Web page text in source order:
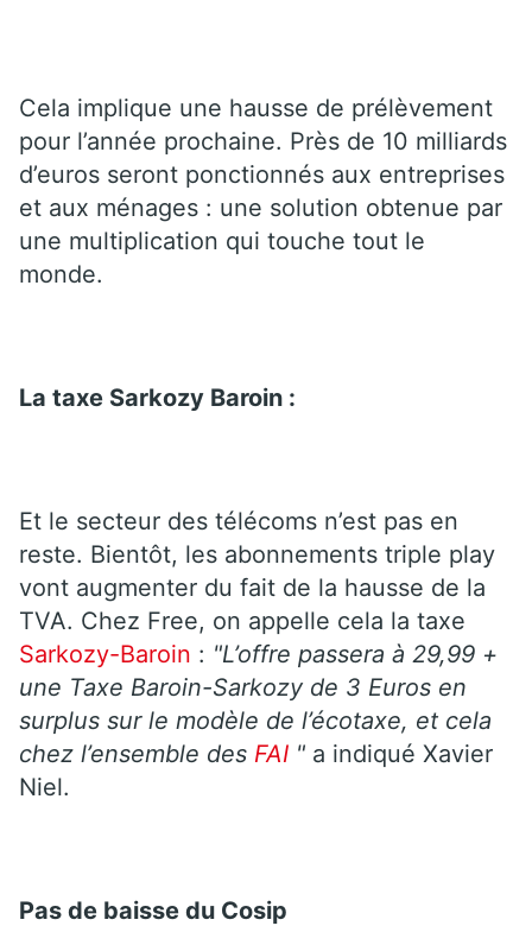
Cela implique une hausse de prélèvement
pour l’année prochaine. Près de 10 milliards
d’euros seront ponctionnés aux entreprises
et aux ménages : une solution obtenue par
une multiplication qui touche tout le
monde.
La taxe Sarkozy Baroin :
Et le secteur des télécoms n’est pas en
reste. Bientôt, les abonnements triple play
vont augmenter du fait de la hausse de la
TVA. Chez Free, on appelle cela la taxe
Sarkozy-Baroin : "L’offre passera à 29,99 +
une Taxe Baroin-Sarkozy de 3 Euros en
surplus sur le modèle de l’écotaxe, et cela
chez l’ensemble des FAI " a indiqué Xavier
Niel.
Pas de baisse du Cosip